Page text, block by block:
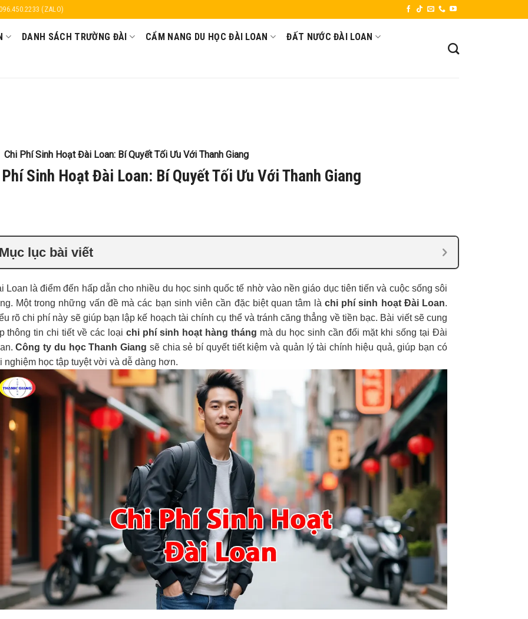
(ZALO)
DANH SÁCH TRƯỜNG ĐÀI CẨM NANG DU HỌC ĐÀI LOAN ĐẤT NƯỚC ĐÀI LOAN
Chi Phí Sinh Hoạt Đài Loan: Bí Quyết Tối Ưu Với Thanh Giang
Sinh Hoạt Đài Loan: Bí Quyết Tối Ưu Với Thanh Giang
Mục lục bài viết
Loan là điểm đến hấp dẫn cho nhiều du học sinh quốc tế nhờ vào nền giáo dục tiên tiến và cuộc sống sôi
Một trong những vấn đề mà các bạn sinh viên cần đặc biệt quan tâm là chi phí sinh hoạt Đài Loan.
rõ chi phí này sẽ giúp bạn lập kế hoạch tài chính cụ thể và tránh căng thẳng về tiền bạc. Bài viết sẽ cung
thông tin chi tiết về các loạichi phí sinh hoạt hàng tháng mà du học sinh cần đối mặt khi sống tại Đài
Công ty du học Thanh Giang sẽ chia sẻ bí quyết tiết kiệm và quản lý tài chính hiệu quả, giúp bạn có
nghiệm học tập tuyệt vời và dễ dàng hơn.